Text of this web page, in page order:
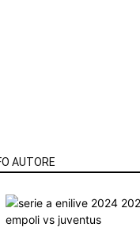
AUTORE